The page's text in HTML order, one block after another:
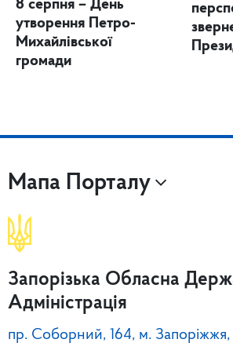
8 серпня – День
утворення Петро-
Михайлівської
громади
Мапа Порталу
Запорізька Обласна
Адміністрація
пр. Соборний, 164, м. Запоріжжя,